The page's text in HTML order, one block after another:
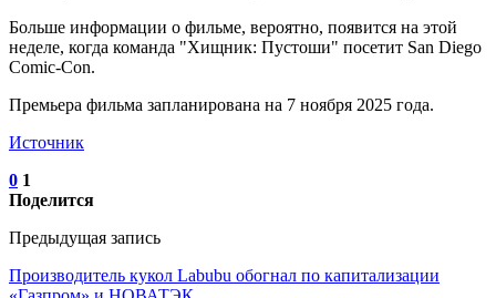
Больше информации о фильме, вероятно, появится на этой
неделе, когда команда "Хищник: Пустоши" посетит San Diego
Comic-Con.
Премьера фильма запланирована на 7 ноября 2025 года.
Источник
0 1
Поделится
Предыдущая запись
Производитель кукол Labubu обогнал по капитализации